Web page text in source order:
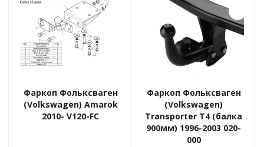
Фаркоп Фольксваген
(Volkswagen) Amarok
2010- V120-FC
Фаркоп Фольксваген
(Volkswagen)
Transporter T4 (балка
900мм) 1996-2003 020-
000